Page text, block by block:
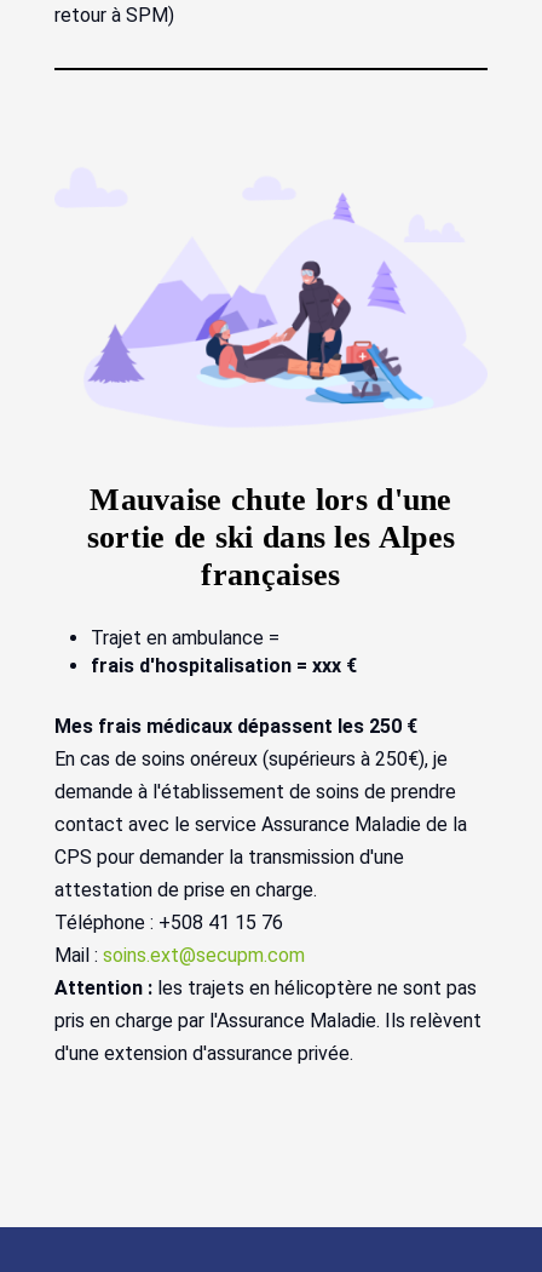
retour à SPM)
Mauvaise chute lors d'une
sortie de ski dans les Alpes
françaises
Trajet en ambulance =
frais d'hospitalisation = xxx €
Mes frais médicaux dépassent les 250 €
En cas de soins onéreux (supérieurs à 250€), je
demande à l'établissement de soins de prendre
contact avec le service Assurance Maladie de la
CPS pour demander la transmission d'une
attestation de prise en charge.
Téléphone : +508 41 15 76
Mail : soins.ext@secupm.com
Attention : les trajets en hélicoptère ne sont pas
pris en charge par l'Assurance Maladie. Ils relèvent
d'une extension d'assurance privée.